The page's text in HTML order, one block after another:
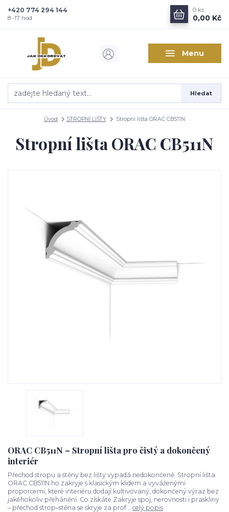
Menu
Hledat
+420 774 294 144
8 -17 hod
0 ks
0,00 Kč
Úvod STROPNÍ LIŠTY Stropní lišta ORAC CB511N
Stropní lišta ORAC CB511N
ORAC CB511N – Stropní lišta pro čistý a dokončený
interiér
Přechod stropu a stěny bez lišty vypadá nedokončeně. Stropní lišta
ORAC CB511N ho zakryje s klasickým klidem a vyváženými
proporcemi, které interiéru dodají kultivovaný, dokončený výraz bez
jakéhokoliv přehánění. Co získáte Zakryje spoj, nerovnosti i praskliny
– přechod strop–stěna se skryje za prof... celý popis
Zajímá vás, co nového v
Kam poslat informaci o novinkách v interiérovém designu?